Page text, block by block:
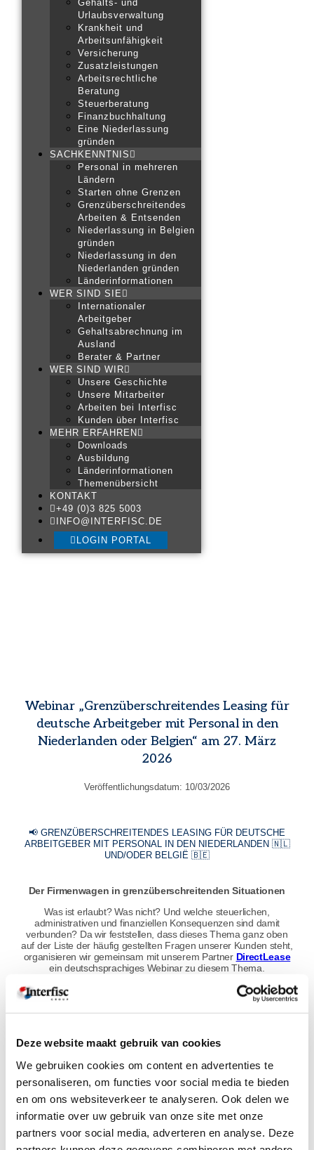
Deze website maakt gebruik van cookies
We gebruiken cookies om content en advertenties te
personaliseren, om functies voor social media te bieden
en om ons websiteverkeer te analyseren. Ook delen we
informatie over uw gebruik van onze site met onze
partners voor social media, adverteren en analyse. Deze
Gehalts- und
Urlaubsverwaltung
Krankheit und
Arbeitsunfähigkeit
Versicherung
Zusatzleistungen
Arbeitsrechtliche
Beratung
Steuerberatung
Finanzbuchhaltung
Eine Niederlassung
gründen
SACHKENNTNIS
Personal in mehreren
Ländern
Starten ohne Grenzen
Grenzüberschreitendes
Arbeiten & Entsenden
Niederlassung in Belgien
gründen
Niederlassung in den
Niederlanden gründen
Länderinformationen
WER SIND SIE
Internationaler
Arbeitgeber
Gehaltsabrechnung im
Ausland
Berater & Partner
WER SIND WIR
Unsere Geschichte
Unsere Mitarbeiter
Arbeiten bei Interfisc
Kunden über Interfisc
MEHR ERFAHREN
Downloads
Ausbildung
Länderinformationen
Themenübersicht
KONTAKT
+49 (0)3 825 5003
INFO@INTERFISC.DE
LOGIN PORTAL
Webinar „Grenzüberschreitendes Leasing für
deutsche Arbeitgeber mit Personal in den
Niederlanden oder Belgien“ am 27. März
2026
Veröffentlichungsdatum: 10/03/2026
📢 GRENZÜBERSCHREITENDES LEASING FÜR DEUTSCHE
ARBEITGEBER MIT PERSONAL IN DEN NIEDERLANDEN 🇳🇱
UND/ODER BELGIË 🇧🇪
Der Firmenwagen in grenzüberschreitenden Situationen
Was ist erlaubt? Was nicht? Und welche steuerlichen,
administrativen und finanziellen Konsequenzen sind damit
verbunden? Da wir feststellen, dass dieses Thema ganz oben
auf der Liste der häufig gestellten Fragen unserer Kunden steht,
organisieren wir gemeinsam mit unserem Partner DirectLease
ein deutschsprachiges Webinar zu diesem Thema.
In diesem kostenlosen Webinar erhalten Sie Einblick in die
Risiken, Verpflichtungen und die optimale Gestaltung von
grenzüberschreitendem Leasing – genau das Wissen, das Sie
🚗 PROGRAMM UND ANMELDEN
Datum: Freitag 27. März 2026
Zeitpunkt:von 10:00 tot 11:00 Uhr
Online
: über Microsoft Teams